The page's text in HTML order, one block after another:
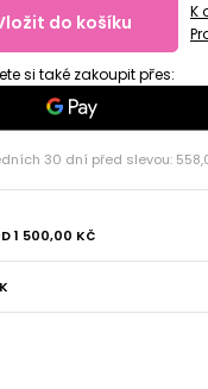
do košíku
K
si také zakoupit přes:
30 dní před slevou:
1 500,00 KČ